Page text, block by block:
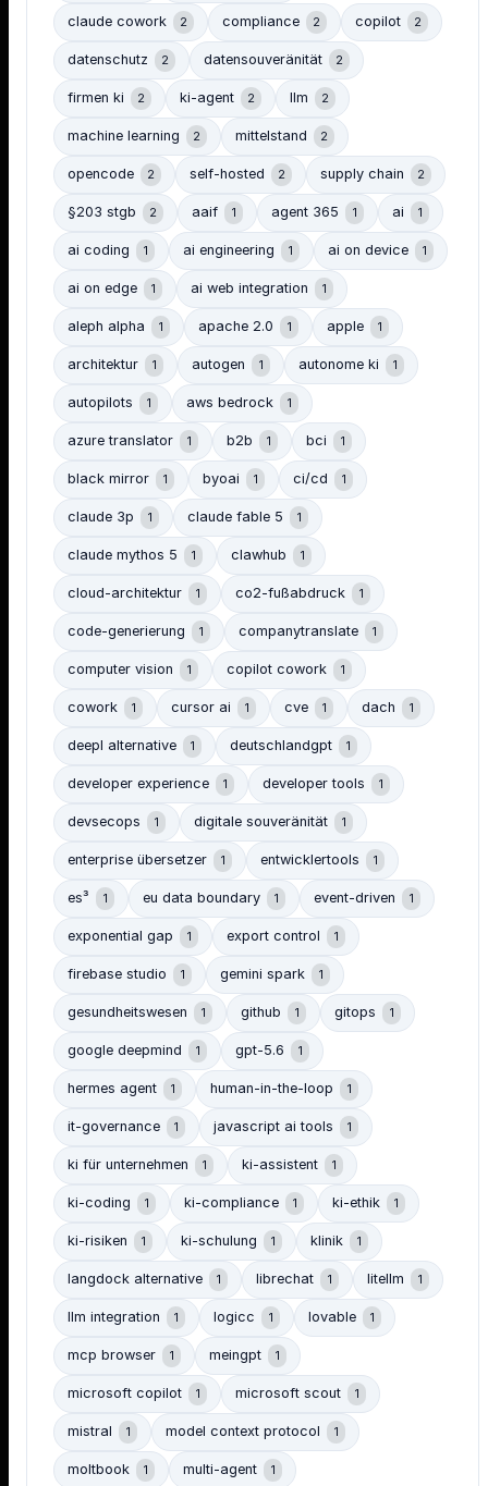
claude cowork 2 compliance 2 copilot 2
datenschutz 2 datensouveränität 2
firmen ki 2 ki-agent 2 llm 2
machine learning 2 mittelstand 2
opencode 2 self-hosted 2 supply chain 2
§203 stgb 2 aaif 1 agent 365 1 ai 1
ai coding 1 ai engineering 1 ai on device 1
ai on edge 1 ai web integration 1
aleph alpha 1 apache 2.0 1 apple 1
architektur 1 autogen 1 autonome ki 1
autopilots 1 aws bedrock 1
azure translator 1 b2b 1 bci 1
black mirror 1 byoai 1 ci/cd 1
claude 3p 1 claude fable 5 1
claude mythos 5 1 clawhub 1
cloud-architektur 1 co2-fußabdruck 1
code-generierung 1 companytranslate 1
computer vision 1 copilot cowork 1
cowork 1 cursor ai 1 cve 1 dach 1
deepl alternative 1 deutschlandgpt 1
developer experience 1 developer tools 1
devsecops 1 digitale souveränität 1
enterprise übersetzer 1 entwicklertools 1
es³ 1 eu data boundary 1 event-driven 1
exponential gap 1 export control 1
firebase studio 1 gemini spark 1
gesundheitswesen 1 github 1 gitops 1
google deepmind 1 gpt-5.6 1
hermes agent 1 human-in-the-loop 1
it-governance 1 javascript ai tools 1
ki für unternehmen 1 ki-assistent 1
ki-coding 1 ki-compliance 1 ki-ethik 1
ki-risiken 1 ki-schulung 1 klinik 1
langdock alternative 1 librechat 1 litellm 1
llm integration 1 logicc 1 lovable 1
mcp browser 1 meingpt 1
microsoft copilot 1 microsoft scout 1
mistral 1 model context protocol 1
moltbook 1 multi-agent 1